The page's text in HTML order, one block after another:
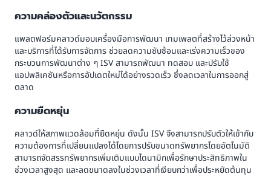
ความคล่องตัวและนวัตกรรม
แพลตฟอร์มคลาวด์มอบเครื่องมือการพัฒนา เทมเพลตที่สร้างไว้ล่วงหน้า
และบริการที่ได้รับการจัดการ ช่วยลดความซับซ้อนและเร่งความเร็วของ
กระบวนการพัฒนาต่าง ๆ ISV สามารถพัฒนา ทดสอบ และปรับใช้
แอปพลิเคชันหรือการอัปเดตใหม่ได้อย่างรวดเร็ว ซึ่งลดเวลาในการออกสู่
ตลาด
ความยืดหยุ่น
คลาวด์ให้สภาพแวดล้อมที่ยืดหยุ่น ดังนั้น ISV จึงสามารถปรับตัวให้เข้ากับ
ความต้องการที่เปลี่ยนแปลงได้โดยการปรับขนาดทรัพยากรโดยอัตโนมัติ
สามารถจัดสรรทรัพยากรเพิ่มเติมแบบไดนามิกเพื่อรักษาประสิทธิภาพใน
ช่วงเวลาสูงสุด และลดขนาดลงในช่วงเวลาที่เงียบกว่าเพื่อประหยัดต้นทุน